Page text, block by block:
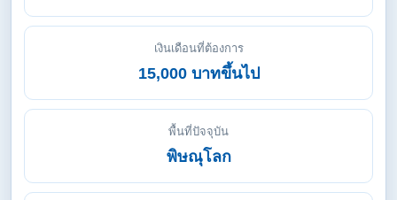
เงินเดือนที่ต้องการ
15,000 บาทขึ้นไป
พื้นที่ปัจจุบัน
พิษณุโลก